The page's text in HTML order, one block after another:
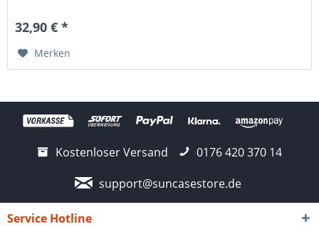
32,90 € *
Merken
Kostenloser Versand
0176 420 370 14
support@suncasestore.de
Service Hotline